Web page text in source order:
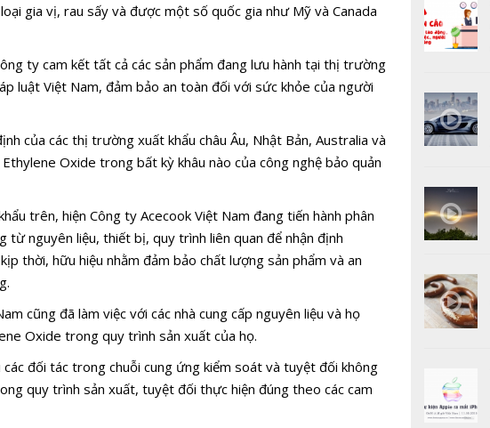
gia vị, rau sấy và được một số quốc gia như Mỹ và Canada
ty cam kết tất cả các sản phẩm đang lưu hành tại thị trường
luật Việt Nam, đảm bảo an toàn đối với sức khỏe của người
của các thị trường xuất khẩu châu Âu, Nhật Bản, Australia và
Oxide trong bất kỳ khâu nào của công nghệ bảo quản
trên, hiện Công ty Acecook Việt Nam đang tiến hành phân
nguyên liệu, thiết bị, quy trình liên quan để nhận định
thời, hữu hiệu nhằm đảm bảo chất lượng sản phẩm và an
cũng đã làm việc với các nhà cung cấp nguyên liệu và họ
Oxide trong quy trình sản xuất của họ.
đối tác trong chuỗi cung ứng kiểm soát và tuyệt đối không
quy trình sản xuất, tuyệt đối thực hiện đúng theo các cam